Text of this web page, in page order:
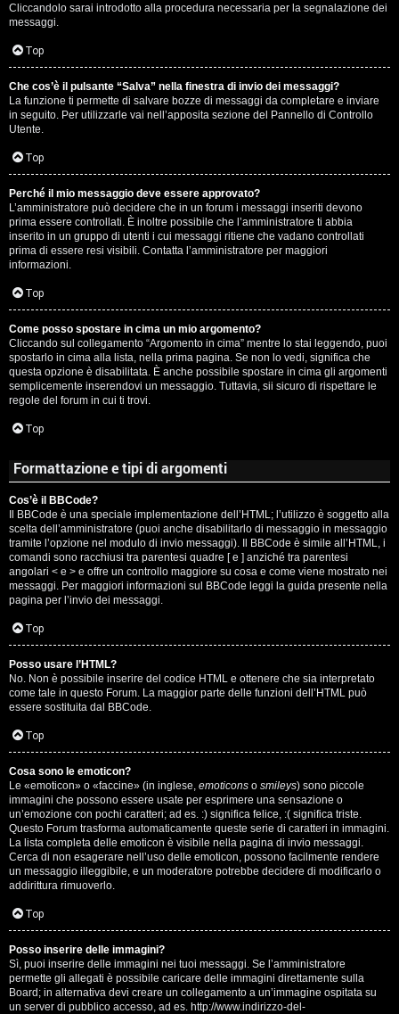
Cliccandolo sarai introdotto alla procedura necessaria per la segnalazione dei
messaggi.
Top
Che cos’è il pulsante “Salva” nella finestra di invio dei messaggi?
La funzione ti permette di salvare bozze di messaggi da completare e inviare
in seguito. Per utilizzarle vai nell’apposita sezione del Pannello di Controllo
Utente.
Top
Perché il mio messaggio deve essere approvato?
L’amministratore può decidere che in un forum i messaggi inseriti devono
prima essere controllati. È inoltre possibile che l’amministratore ti abbia
inserito in un gruppo di utenti i cui messaggi ritiene che vadano controllati
prima di essere resi visibili. Contatta l’amministratore per maggiori
informazioni.
Top
Come posso spostare in cima un mio argomento?
Cliccando sul collegamento “Argomento in cima” mentre lo stai leggendo, puoi
spostarlo in cima alla lista, nella prima pagina. Se non lo vedi, significa che
questa opzione è disabilitata. È anche possibile spostare in cima gli argomenti
semplicemente inserendovi un messaggio. Tuttavia, sii sicuro di rispettare le
regole del forum in cui ti trovi.
Top
Formattazione e tipi di argomenti
Cos’è il BBCode?
Il BBCode è una speciale implementazione dell’HTML; l’utilizzo è soggetto alla
scelta dell’amministratore (puoi anche disabilitarlo di messaggio in messaggio
tramite l’opzione nel modulo di invio messaggi). Il BBCode è simile all’HTML, i
comandi sono racchiusi tra parentesi quadre [ e ] anziché tra parentesi
angolari < e > e offre un controllo maggiore su cosa e come viene mostrato nei
messaggi. Per maggiori informazioni sul BBCode leggi la guida presente nella
pagina per l’invio dei messaggi.
Top
Posso usare l’HTML?
No. Non è possibile inserire del codice HTML e ottenere che sia interpretato
come tale in questo Forum. La maggior parte delle funzioni dell’HTML può
essere sostituita dal BBCode.
Top
Cosa sono le emoticon?
Le «emoticon» o «faccine» (in inglese, emoticons o smileys) sono piccole
immagini che possono essere usate per esprimere una sensazione o
un’emozione con pochi caratteri; ad es. :) significa felice, :( significa triste.
Questo Forum trasforma automaticamente queste serie di caratteri in immagini.
La lista completa delle emoticon è visibile nella pagina di invio messaggi.
Cerca di non esagerare nell’uso delle emoticon, possono facilmente rendere
un messaggio illeggibile, e un moderatore potrebbe decidere di modificarlo o
addirittura rimuoverlo.
Top
Posso inserire delle immagini?
Sì, puoi inserire delle immagini nei tuoi messaggi. Se l’amministratore
permette gli allegati è possibile caricare delle immagini direttamente sulla
Board; in alternativa devi creare un collegamento a un’immagine ospitata su
un server di pubblico accesso, ad es. http://www.indirizzo-del-
r
a
t
e
c
o
n
G
i
g
i
D
'
A
g
o
s
t
i
n
o
R
i
f
l
e
s
s
i
o
n
i